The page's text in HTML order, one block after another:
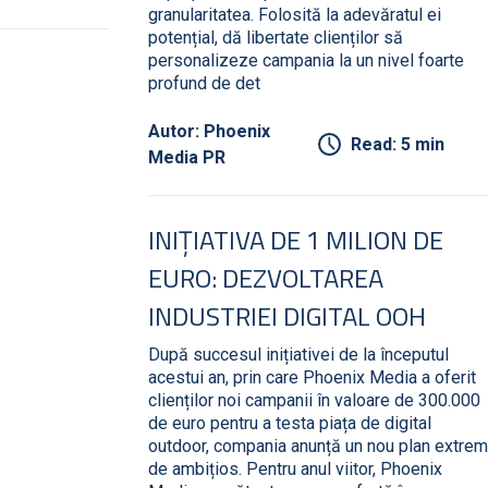
granularitatea. Folosită la adevăratul ei
potențial, dă libertate clienților să
personalizeze campania la un nivel foarte
profund de det
Autor: Phoenix
Media PR
Read: 5 min
INIȚIATIVA DE 1 MILION DE
EURO: DEZVOLTAREA
INDUSTRIEI DIGITAL OOH
După succesul inițiativei de la începutul
acestui an, prin care Phoenix Media a oferit
clienților noi campanii în valoare de 300.000
de euro pentru a testa piața de digital
outdoor, compania anunță un nou plan extrem
de ambițios. Pentru anul viitor, Phoenix